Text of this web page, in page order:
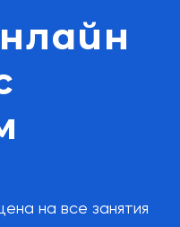
на все занятия